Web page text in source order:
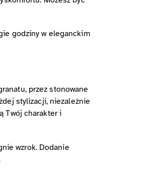
godziny w eleganckim
przez stonowane
stylizacji, niezależnie
Twój charakter i
wzrok. Dodanie